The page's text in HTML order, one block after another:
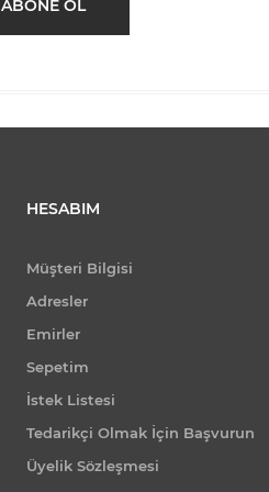
ABONE OL
HESABIM
Müşteri Bilgisi
Adresler
Emirler
Sepetim
İstek Listesi
Tedarikçi Olmak İçin Başvurun
Üyelik Sözleşmesi